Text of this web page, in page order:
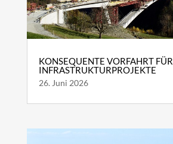
KONSEQUENTE VORFAHRT FÜR
INFRASTRUKTURPROJEKTE
26. Juni 2026